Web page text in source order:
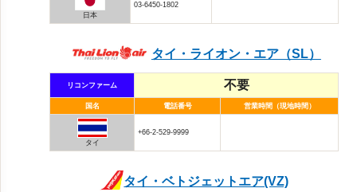
日本
03-6450-1802
タイ・ライオン・エア（SL）
リコンファーム 不要
国名 電話番号 営業時間（現地時間）
タイ
+66-2-529-9999
タイ・ベトジェットエア(VZ)